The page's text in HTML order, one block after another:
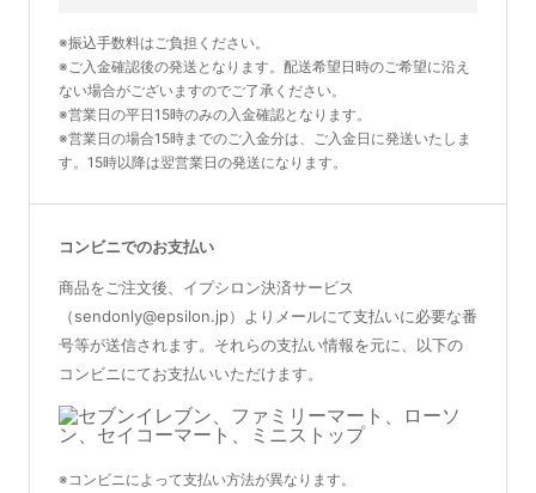
※振込手数料はご負担ください。
※ご入金確認後の発送となります。配送希望日時のご希望に沿え
ない場合がございますのでご了承ください。
※営業日の平日15時のみの入金確認となります。
※営業日の場合15時までのご入金分は、ご入金日に発送いたしま
す。15時以降は翌営業日の発送になります。
コンビニでのお支払い
商品をご注文後、イプシロン決済サービス
（sendonly@epsilon.jp）よりメールにて支払いに必要な番
号等が送信されます。それらの支払い情報を元に、以下の
コンビニにてお支払いいただけます。
※コンビニによって支払い方法が異なります。